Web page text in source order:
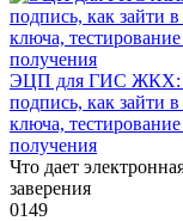
ЭЦП для ГИС ЖКХ:
подпись, как зайти
ключа,
получения
Что дает
заверения
0149